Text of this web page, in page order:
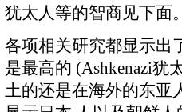
犹太人等的智商见下面。
各项相关研究都显示出
是最高的 (Ashkenazi犹
土的还是在海外的东亚